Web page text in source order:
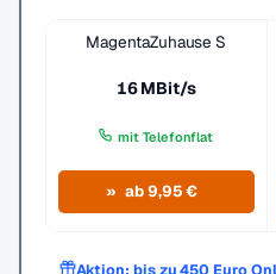
MagentaZuhause S
16 MBit/s
mit Telefonflat
ab 9,95 €
Aktion: bis zu 450 Euro